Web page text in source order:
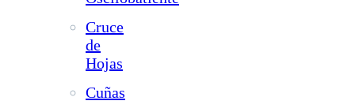
Cruce
de
Hojas
Cuñas